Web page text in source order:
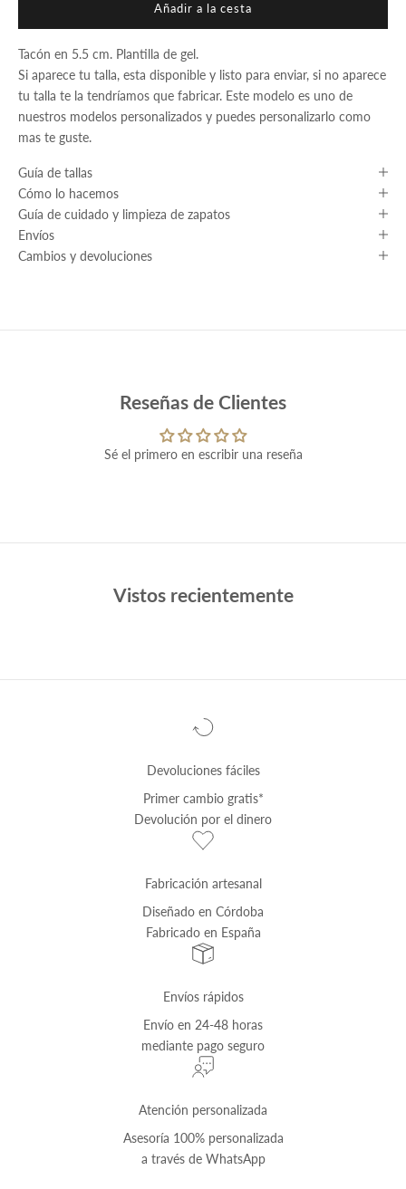
Añadir a la cesta
Tacón en 5.5 cm. Plantilla de gel.
Si aparece tu talla, esta disponible y listo para enviar, si no aparece
tu talla te la tendríamos que fabricar. Este modelo es uno de
nuestros modelos personalizados y puedes personalizarlo como
mas te guste.
Guía de tallas
Cómo lo hacemos
Guía de cuidado y limpieza de zapatos
Envíos
Cambios y devoluciones
Reseñas de Clientes
Sé el primero en escribir una reseña
Vistos recientemente
Devoluciones fáciles
Primer cambio gratis*
Devolución por el dinero
Fabricación artesanal
Diseñado en Córdoba
Fabricado en España
Envíos rápidos
Envío en 24-48 horas
mediante pago seguro
Atención personalizada
Asesoría 100% personalizada
a través de WhatsApp